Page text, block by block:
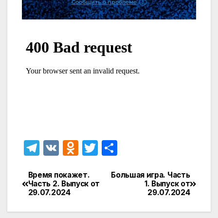
T
e
gr
a
V
O
n
kl
T
itt п
а
Навигация
по
Большая игра. Часть
1. Выпуск от
29.07.2024
Время покажет.
Часть 2. Выпуск от
29.07.2024